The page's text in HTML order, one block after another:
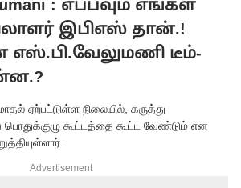
அடுத்தது என்ன.?: எப்பவும் எங்கள்
இபிஎஸ் தான்.!
டீம்-
ஏற்பட்டுள்ள நிலையில், கருத்து
கூட்டத்தை கூட்ட வேண்டும் என
Advertisement